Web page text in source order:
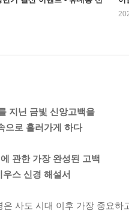
지닌 금빛 신앙고백을
으로 흘러가게 하다
관한 가장 완성된 고백
스 신경 해설서
은 사도 시대 이후 가장 중요하